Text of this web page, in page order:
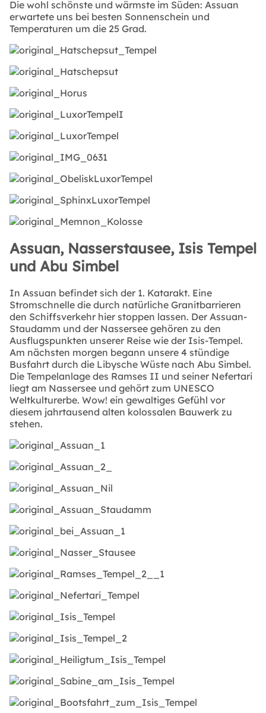
Die wohl schönste und wärmste im Süden: Assuan
erwartete uns bei besten Sonnenschein und
Temperaturen um die 25 Grad.
Assuan, Nasserstausee, Isis Tempel
und Abu Simbel
In Assuan befindet sich der 1. Katarakt. Eine
Stromschnelle die durch natürliche Granitbarrieren
den Schiffsverkehr hier stoppen lassen. Der Assuan-
Staudamm und der Nassersee gehören zu den
Ausflugspunkten unserer Reise wie der Isis-Tempel.
Am nächsten morgen begann unsere 4 stündige
Busfahrt durch die Libysche Wüste nach Abu Simbel.
Die Tempelanlage des Ramses II und seiner Nefertari
liegt am Nassersee und gehört zum UNESCO
Weltkulturerbe. Wow! ein gewaltiges Gefühl vor
diesem jahrtausend alten kolossalen Bauwerk zu
stehen.